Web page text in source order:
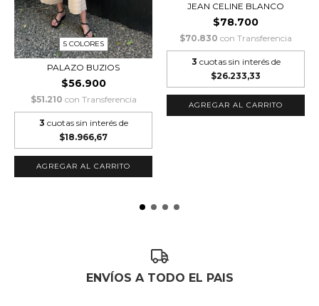
5 COLORES
PALAZO BUZIOS
$56.900
$51.210 con Transferencia
3 cuotas sin interés de
$18.966,67
AGREGAR AL CARRITO
JEAN CELINE BLANCO
$78.700
$70.830 con Transferencia
3 cuotas sin interés de
$26.233,33
AGREGAR AL CARRITO
ENVÍOS A TODO EL PAIS